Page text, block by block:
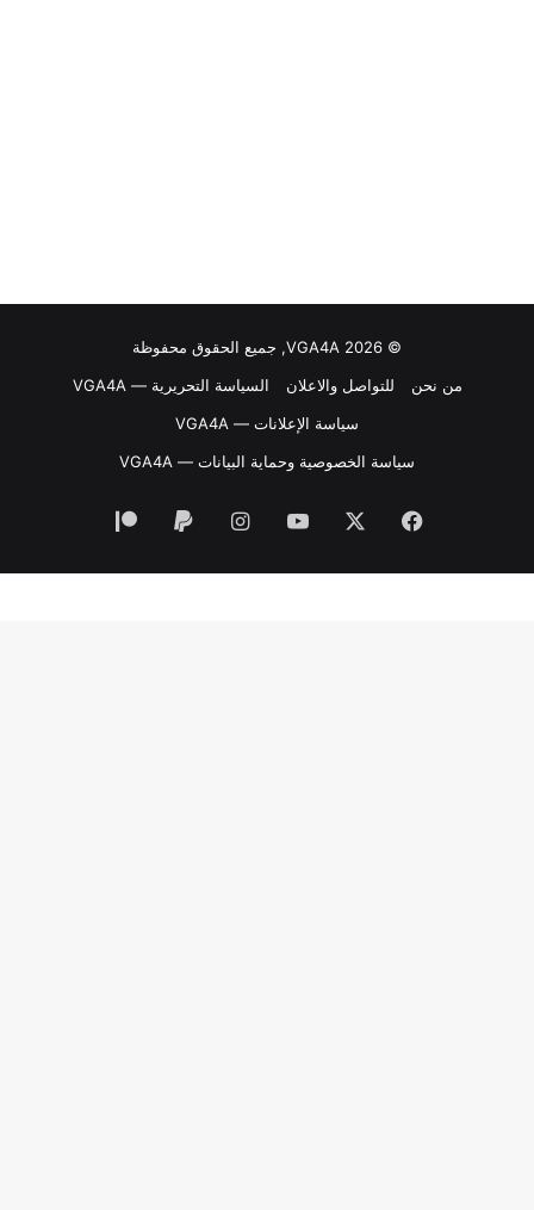
© VGA4A 2026, جميع الحقوق محفوظة
من نحن
للتواصل والاعلان
السياسة التحريرية — VGA4A
سياسة الإعلانات — VGA4A
سياسة الخصوصية وحماية البيانات — VGA4A
فيسبوك ‫YouTubeانستقرام
‏Paypal
‫Patreon